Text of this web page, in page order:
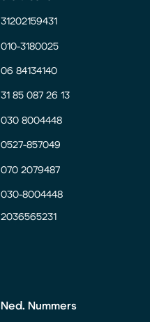
31202159431
010-3180025
06 84134140
31 85 087 26 13
030 8004448
0527-857049
070 2079487
030-8004448
2036565231
Ned. Nummers